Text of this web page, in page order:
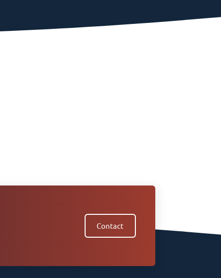
Contact